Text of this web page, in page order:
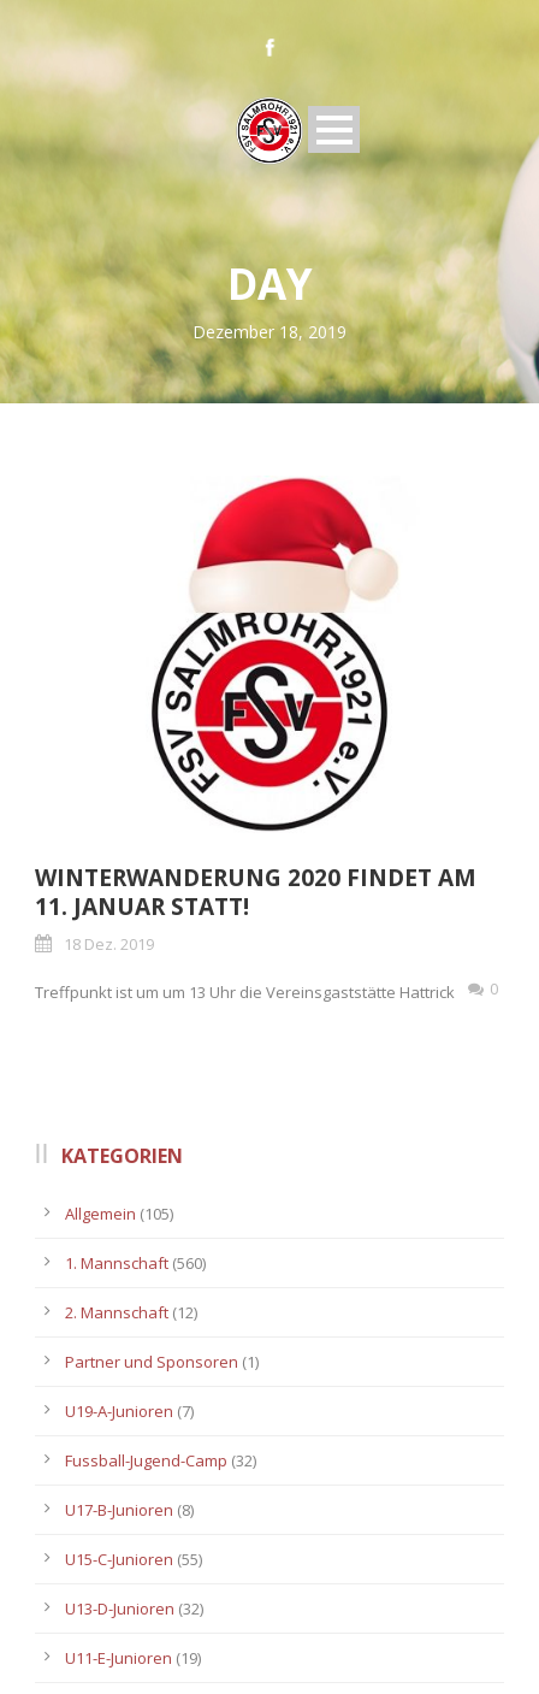
DAY
Dezember 18, 2019
WINTERWANDERUNG 2020 FINDET AM
11. JANUAR STATT!
18 Dez. 2019
Treffpunkt ist um um 13 Uhr die Vereinsgaststätte Hattrick 0
KATEGORIEN
Allgemein (105)
1. Mannschaft (560)
2. Mannschaft (12)
Partner und Sponsoren (1)
U19-A-Junioren (7)
Fussball-Jugend-Camp (32)
U17-B-Junioren (8)
U15-C-Junioren (55)
U13-D-Junioren (32)
U11-E-Junioren (19)